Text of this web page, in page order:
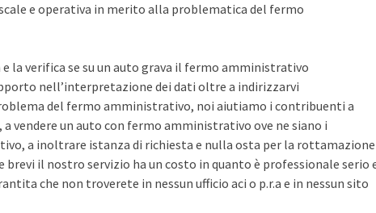
e operativa in merito alla problematica del fermo
la verifica se su un auto grava il fermo amministrativo
nell’interpretazione dei dati oltre a indirizzarvi
del fermo amministrativo, noi aiutiamo i contribuenti a
vendere un auto con fermo amministrativo ove ne siano i
a inoltrare istanza di richiesta e nulla osta per la rottamazione
il nostro servizio ha un costo in quanto è professionale serio
che non troverete in nessun ufficio aci o p.r.a e in nessun sito